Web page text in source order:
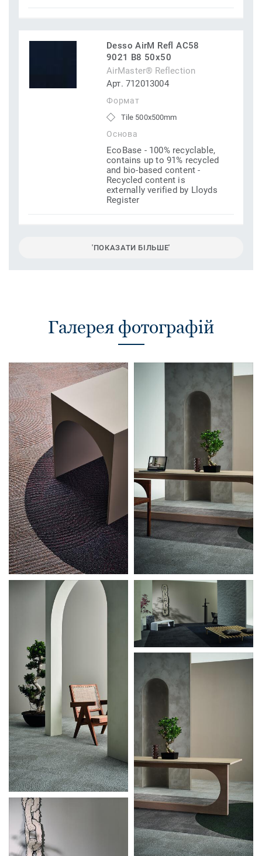
Desso AirM Refl AC58
9021 B8 50x50
AirMaster® Reflection
Арт. 712013004
Формат
Tile 500x500mm
Основа
EcoBase - 100% recyclable,
contains up to 91% recycled
and bio-based content -
Recycled content is
externally verified by Lloyds
Register
'ПОКАЗАТИ БІЛЬШЕ'
Галерея фотографій